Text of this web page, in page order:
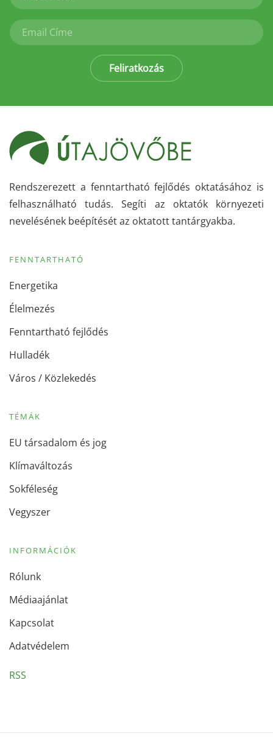
Feliratkozás
Rendszerezett a fenntartható fejlődés oktatásához is
felhasználható tudás. Segíti az oktatók környezeti
nevelésének beépítését az oktatott tantárgyakba.
FENNTARTHATÓ
Energetika
Élelmezés
Fenntartható fejlődés
Hulladék
Város / Közlekedés
TÉMÁK
EU társadalom és jog
Klímaváltozás
Sokféleség
Vegyszer
INFORMÁCIÓK
Rólunk
Médiaajánlat
Kapcsolat
Adatvédelem
RSS